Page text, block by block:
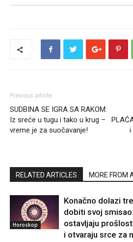
Previous article
SUDBINA SE IGRA SA RAKOM:
Iz sreće u tugu i tako u krug –
vreme je za suočavanje!
i
RELATED ARTICLES MORE FROM
Horoskop
Konačno dolazi
dobiti svoj
ostavljaju
i otvaraju srce za